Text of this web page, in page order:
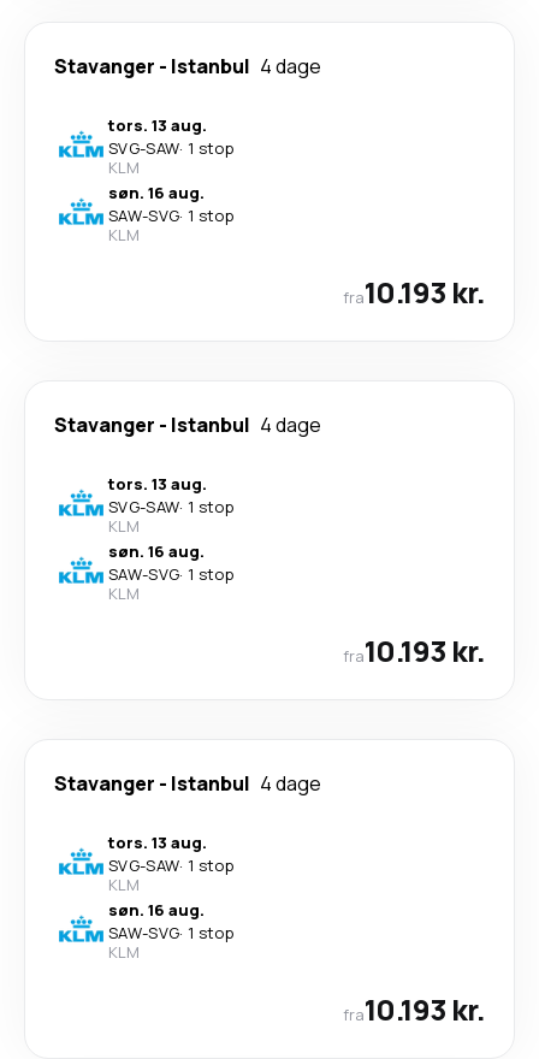
Stavanger - Istanbul 4 dage
tors. 13 aug.
SVG-SAW· 1 stop
KLM
søn. 16 aug.
SAW-SVG· 1 stop
KLM
fra10.193 kr.
Stavanger - Istanbul 4 dage
tors. 13 aug.
SVG-SAW· 1 stop
KLM
søn. 16 aug.
SAW-SVG· 1 stop
KLM
fra10.193 kr.
Stavanger - Istanbul 4 dage
tors. 13 aug.
SVG-SAW· 1 stop
KLM
søn. 16 aug.
SAW-SVG· 1 stop
KLM
fra10.193 kr.